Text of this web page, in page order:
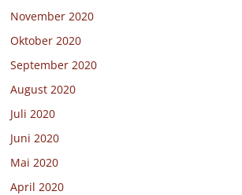
November 2020
Oktober 2020
September 2020
August 2020
Juli 2020
Juni 2020
Mai 2020
April 2020